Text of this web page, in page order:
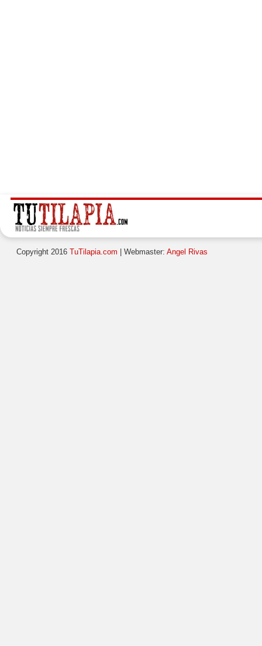
Copyright 2016 TuTilapia.com | Webmaster: Angel Rivas